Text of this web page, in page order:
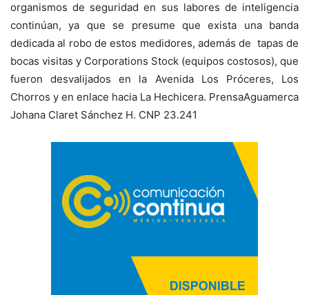
organismos de seguridad en sus labores de inteligencia
continúan, ya que se presume que exista una banda
dedicada al robo de estos medidores, además de tapas de
bocas visitas y Corporations Stock (equipos costosos), que
fueron desvalijados en la Avenida Los Próceres, Los
Chorros y en enlace hacia La Hechicera. PrensaAguamerca
Johana Claret Sánchez H. CNP 23.241